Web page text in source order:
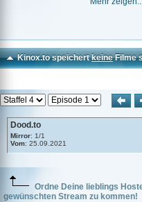
Kinox.to speichertkeineFilme
Dood.to
Mirror: 1/1
Vom: 25.09.2021
Ordne Deine lieblings
gewünschten Stream zu kommen!